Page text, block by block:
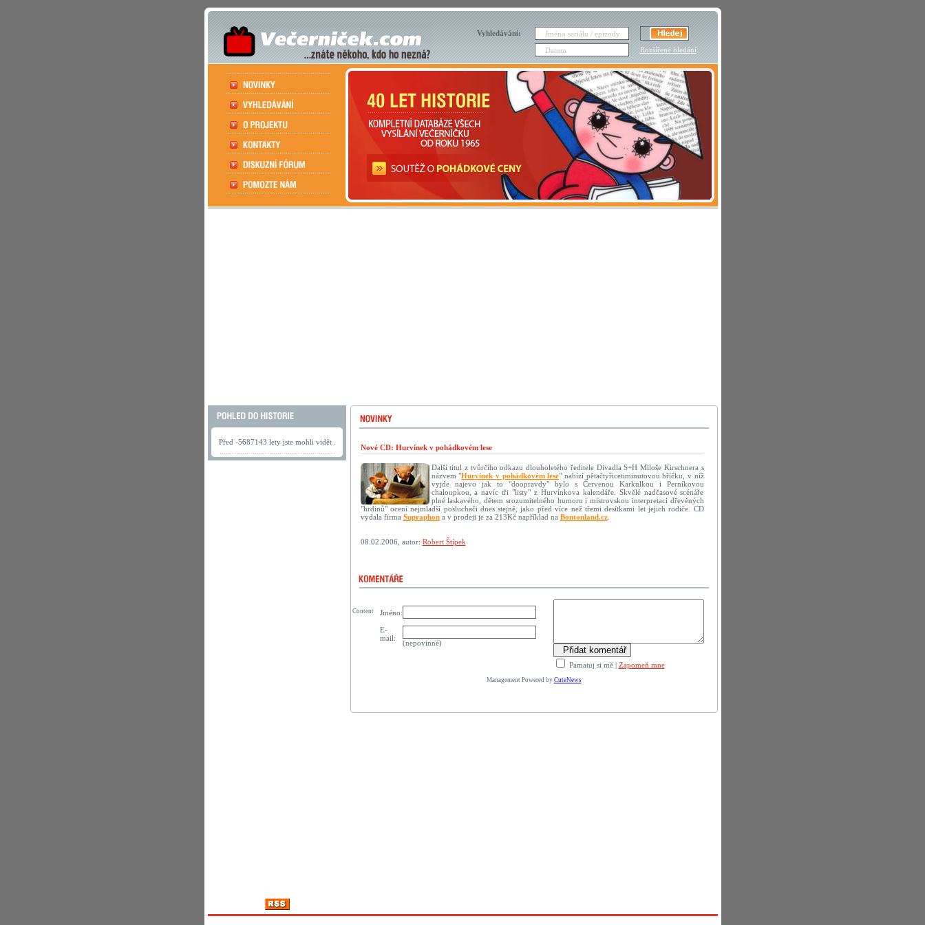
Vyhledávání:
Rozšířené hledání
Před -5687143 lety jste mohli vidět .
Nové CD: Hurvínek v pohádkovém lese
Další titul z tvůrčího odkazu dlouholetého ředitele Divadla S+H Miloše Kirschnera s
názvem "Hurvínek v pohádkovém lese" nabízí pětačtyřicetiminutovou hříčku, v níž
vyjde najevo jak to "doopravdy" bylo s Červenou Karkulkou i Perníkovou
chaloupkou, a navíc tři "listy" z Hurvínkova kalendáře. Skvělé nadčasové scénáře
plné laskavého, dětem srozumitelného humoru i mistrovskou interpretaci dřevěných
"hrdinů" ocení nejmladší posluchači dnes stejně, jako před více než třemi desítkami let jejich rodiče. CD
vydala firma Supraphona v prodeji je za 213Kč například na Bontonland.cz.
08.02.2006, autor: Robert Štípek
Jméno:
Pamatuj si mě| Zapomeň mne
E-
mail:
(nepovinné)
Content
Management Powered by CuteNews